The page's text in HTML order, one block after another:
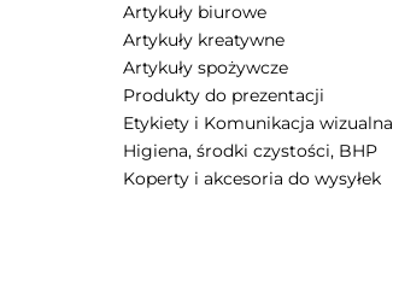
Artykuły biurowe
Artykuły kreatywne
Artykuły spożywcze
Produkty do prezentacji
Etykiety i Komunikacja wizualna
Higiena, środki czystości, BHP
Koperty i akcesoria do wysyłek